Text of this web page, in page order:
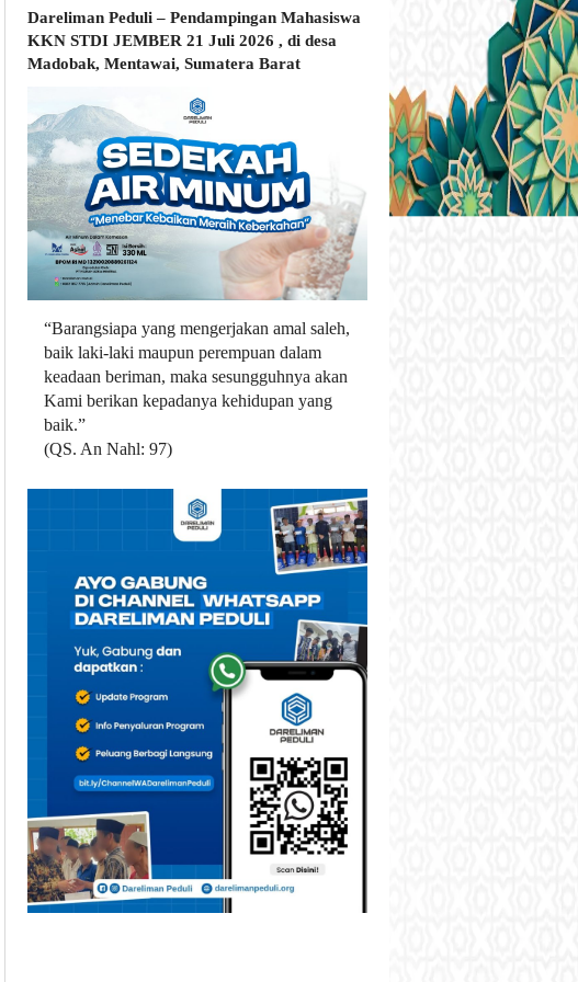
Dareliman Peduli – Pendampingan Mahasiswa
KKN STDI JEMBER 21 Juli 2026 , di desa
Madobak, Mentawai, Sumatera Barat
“Barangsiapa yang mengerjakan amal saleh,
baik laki-laki maupun perempuan dalam
keadaan beriman, maka sesungguhnya akan
Kami berikan kepadanya kehidupan yang
baik.”
(QS. An Nahl: 97)